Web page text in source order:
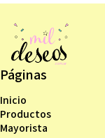
Páginas
Inicio
Productos
Mayorista